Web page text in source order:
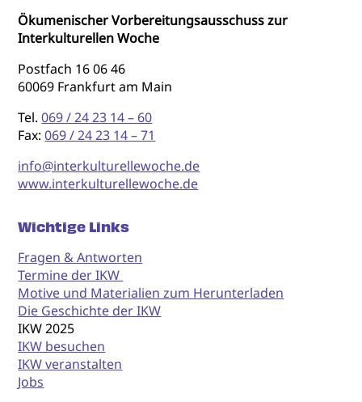
Ökumenischer Vorbereitungsausschuss zur
Interkulturellen Woche
Postfach 16 06 46
60069 Frankfurt am Main
Tel.069 / 24 23 14 – 60
Fax:069 / 24 23 14 – 71
info@interkulturellewoche.de
www.interkulturellewoche.de
Wichtige Links
Fragen & Antworten
Termine der IKW
Motive und Materialien zum Herunterladen
Die Geschichte der IKW
IKW 2025
IKW besuchen
IKW veranstalten
Jobs